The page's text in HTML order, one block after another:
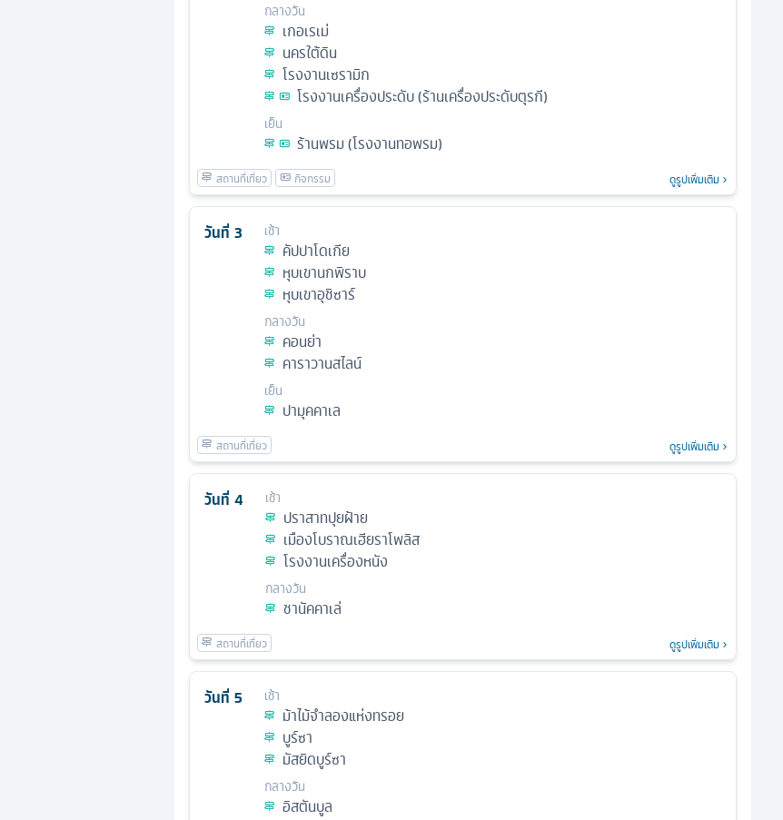
กลางวัน
เกอเรเม่
นครใต้ดิน
โรงงานเซรามิก
โรงงานเครื่องประดับ (ร้านเครื่องประดับตุรกี)
เย็น
ร้านพรม (โรงงานทอพรม)
ดูรูปเพิ่มเติม
วันที่ 3 เช้า
คัปปาโดเกีย
หุบเขานกพิราบ
หุบเขาอุชิซาร์
กลางวัน
คอนย่า
คาราวานสไลน์
เย็น
ปามุคคาเล
ดูรูปเพิ่มเติม
วันที่ 4 เช้า
ปราสาทปุยฝ้าย
เมืองโบราณเฮียราโพลิส
โรงงานเครื่องหนัง
กลางวัน
ชานัคคาเล่
ดูรูปเพิ่มเติม
วันที่ 5 เช้า
ม้าไม้จําลองแห่งทรอย
บูร์ซา
มัสยิดบูร์ซา
กลางวัน
อิสตันบูล